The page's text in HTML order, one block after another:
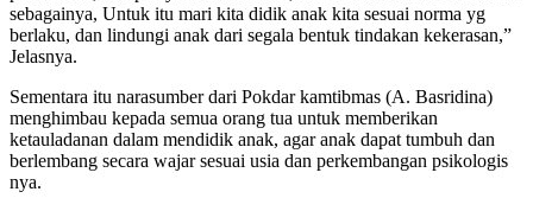
sebagainya, Untuk itu mari kita didik anak kita sesuai norma yg
berlaku, dan lindungi anak dari segala bentuk tindakan kekerasan,”
Jelasnya.
Sementara itu narasumber dari Pokdar kamtibmas (A. Basridina)
menghimbau kepada semua orang tua untuk memberikan
ketauladanan dalam mendidik anak, agar anak dapat tumbuh dan
berlembang secara wajar sesuai usia dan perkembangan psikologis
nya.